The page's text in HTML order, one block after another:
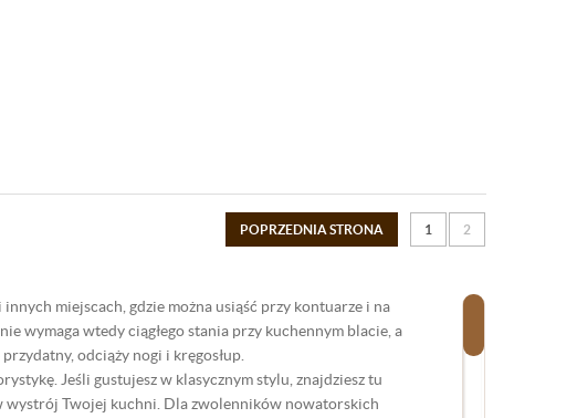
POPRZEDNIA STRONA 1 2
i innych miejscach, gdzie można usiąść przy kontuarze i na
wymaga wtedy ciągłego stania przy kuchennym blacie, a
odciąży nogi i kręgosłup.
Jeśli gustujesz w klasycznym stylu, znajdziesz tu
wystrój Twojej kuchni. Dla zwolenników nowatorskich